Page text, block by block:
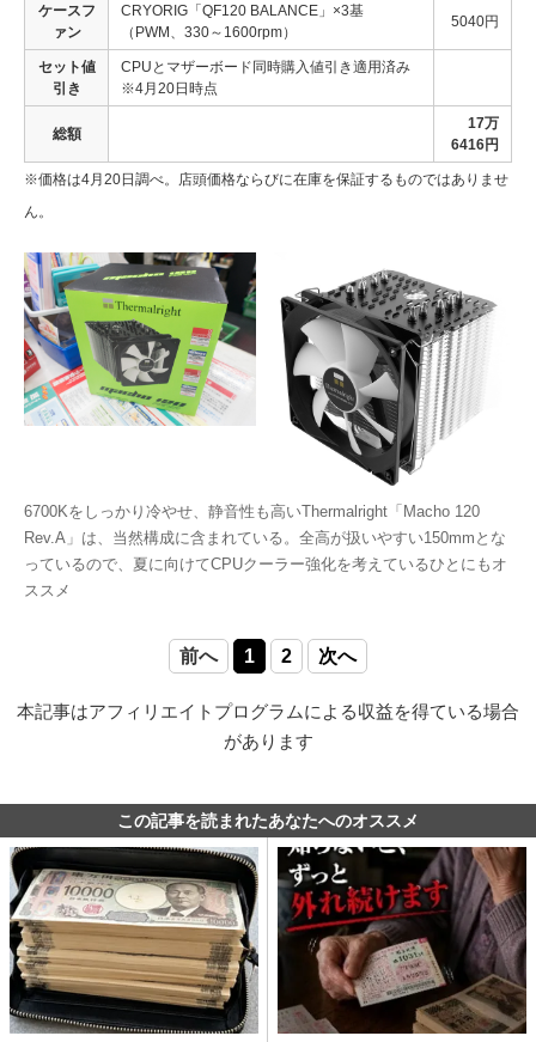
ケースフ
ァン
CRYORIG「QF120 BALANCE」×3基
（PWM、330～1600rpm）
5040円
セット値
引き
CPUとマザーボード同時購入値引き適用済み
※4月20日時点
総額
17万
6416円
※価格は4月20日調べ。店頭価格ならびに在庫を保証するものではありませ
ん。
6700Kをしっかり冷やせ、静音性も高いThermalright「Macho 120
Rev.A」は、当然構成に含まれている。全高が扱いやすい150mmとな
っているので、夏に向けてCPUクーラー強化を考えているひとにもオ
ススメ
前へ 1 2 次へ
本記事はアフィリエイトプログラムによる収益を得ている場合
があります
この記事を読まれたあなたへのオススメ